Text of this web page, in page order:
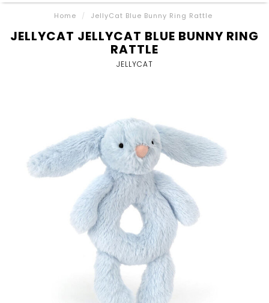
Home / JellyCat Blue Bunny Ring Rattle
JELLYCAT JELLYCAT BLUE BUNNY RING
RATTLE
JELLYCAT